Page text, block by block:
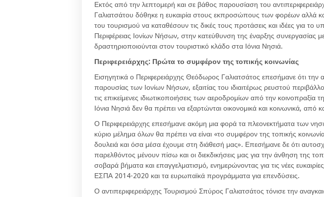
Εκτός από την λεπτομερή και σε βάθος παρουσίαση του
Γαλιατσάτου δόθηκε η ευκαιρία στους εκπροσώπους των φορέων αλλά
του τουρισμού να καταθέσουν τις δικές τους προτάσεις και ιδέες για το
Περιφέρειας Ιονίων Νήσων, στην κατεύθυνση της έναρξης
δραστηριοποιούνται στον τουριστικό κλάδο στα Ιόνια Νησιά.
Περιφερειάρχης: Πρώτα το συμφέρον της τοπικής κοινωνίας
Εισηγητικά ο Περιφερειάρχης Θεόδωρος Γαλιατσάτος επεσήμανε ότι την
παρουσίας των Ιονίων Νήσων, εξαιτίας του ιδιαιτέρως ρευστού
τις επικείμενες ιδιωτικοποιήσεις των αεροδρομίων από την κοινοπραξία
Ιόνια Νησιά δεν θα πρέπει να εξαρτώνται οικονομικά και κοινωνικά, από
Ο Περιφερειάρχης επεσήμανε ακόμη μια φορά τα πλεονεκτήματα των
κύριο μέλημα όλων θα πρέπει να είναι «το συμφέρον της τοπικής
δουλειά και όσα μέσα έχουμε στη διάθεσή μας». Επεσήμανε δε ότι
παρελθόντος μένουν πίσω και οι διεκδικήσεις μας για την άνθηση της
σοβαρά βήματα και επαγγελματισμό, ενημερώνοντας για τις νέες
ΕΣΠΑ 2014-2020 και τα ευρωπαϊκά προγράμματα για επενδύσεις.
Ο αντιπεριφερειάρχης Τουρισμού Σπύρος Γαλιατσάτος τόνισε την